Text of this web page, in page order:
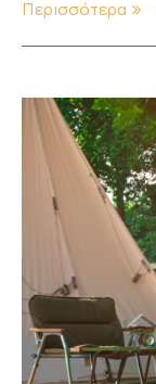
Περισσότερα